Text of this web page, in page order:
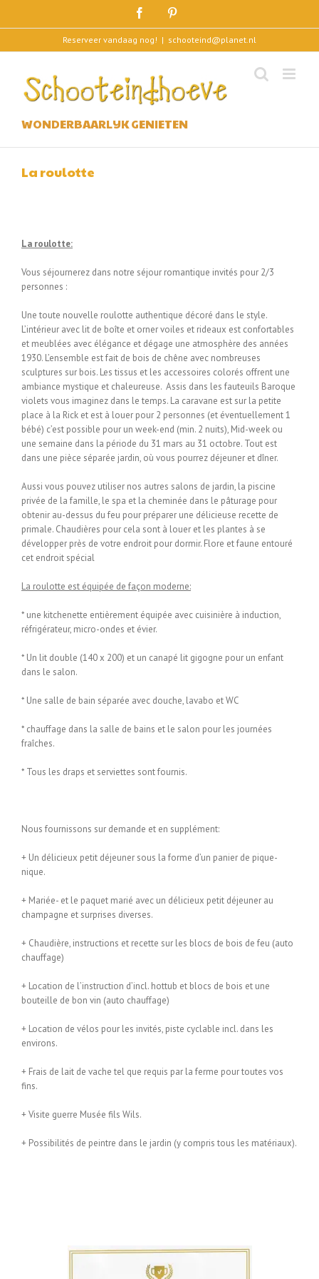
Facebook
Reserveer vandaag nog! | schooteind@planet.nl
WONDERBAARLIJK GENIETEN
La roulotte
La roulotte:
Vous séjournerez dans notre séjour romantique invités pour 2/3
personnes :
Une toute nouvelle roulotte authentique décoré dans le style.
L’intérieur avec lit de boîte et orner voiles et rideaux est confortables
et meublées avec élégance et dégage une atmosphère des années
1930. L’ensemble est fait de bois de chêne avec nombreuses
sculptures sur bois. Les tissus et les accessoires colorés offrent une
ambiance mystique et chaleureuse. Assis dans les fauteuils Baroque
violets vous imaginez dans le temps. La caravane est sur la petite
place à la Rick et est à louer pour 2 personnes (et éventuellement 1
bébé) c’est possible pour un week-end (min. 2 nuits), Mid-week ou
une semaine dans la période du 31 mars au 31 octobre. Tout est
dans une pièce séparée jardin, où vous pourrez déjeuner et dîner.
Aussi vous pouvez utiliser nos autres salons de jardin, la piscine
privée de la famille, le spa et la cheminée dans le pâturage pour
obtenir au-dessus du feu pour préparer une délicieuse recette de
primale. Chaudières pour cela sont à louer et les plantes à se
développer près de votre endroit pour dormir. Flore et faune entouré
cet endroit spécial
La roulotte est équipée de façon moderne:
* une kitchenette entièrement équipée avec cuisinière à induction,
réfrigérateur, micro-ondes et évier.
* Un lit double (140 x 200) et un canapé lit gigogne pour un enfant
dans le salon.
* Une salle de bain séparée avec douche, lavabo et WC
* chauffage dans la salle de bains et le salon pour les journées
fraîches.
* Tous les draps et serviettes sont fournis.
Nous fournissons sur demande et en supplément:
+ Un délicieux petit déjeuner sous la forme d’un panier de pique-
nique.
+ Mariée- et le paquet marié avec un délicieux petit déjeuner au
champagne et surprises diverses.
+ Chaudière, instructions et recette sur les blocs de bois de feu (auto
chauffage)
+ Location de l’instruction d’incl. hottub et blocs de bois et une
bouteille de bon vin (auto chauffage)
+ Location de vélos pour les invités, piste cyclable incl. dans les
environs.
+ Frais de lait de vache tel que requis par la ferme pour toutes vos
fins.
+ Visite guerre Musée fils Wils.
+ Possibilités de peintre dans le jardin (y compris tous les matériaux).